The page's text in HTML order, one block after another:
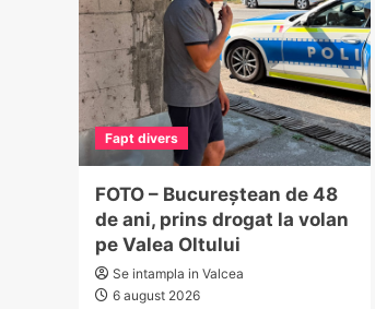
Fapt divers
FOTO – Bucureștean de 48
de ani, prins drogat la volan
pe Valea Oltului
Se intampla in Valcea
6 august 2026